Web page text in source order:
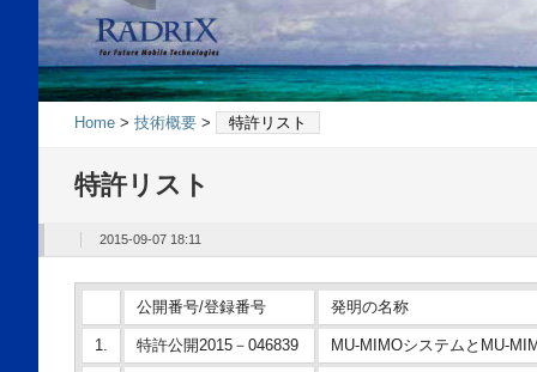
Home >技術概要 > 特許リスト
特許リスト
2015-09-07 18:11
公開番号/登録番号 発明の名称
1. 特許公開2015－046839 MU-MIMOシステムとMU-